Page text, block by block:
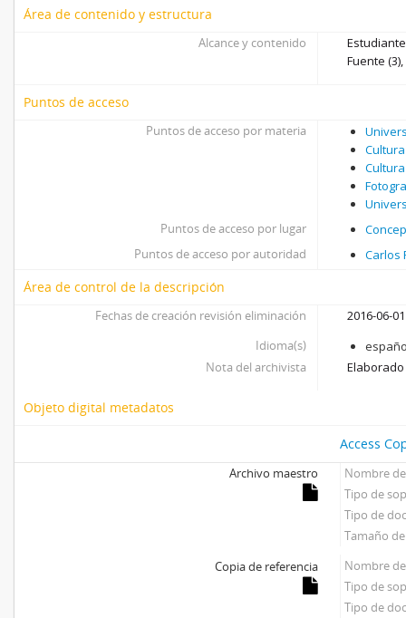
Área de contenido y estructura
Alcance y contenido
Fuente
Puntos de acceso
Puntos de acceso por materia
Puntos de acceso por lugar
Puntos de acceso por autoridad
Carlos
Área de control de la descripción
Fechas de creación revisión eliminación
2016-06-01
Idioma(s)
Nota del archivista
Objeto digital metadatos
Access
Archivo maestro
Nombre
Tipo de
Tipo de
Tamaño
Copia de referencia
Nombre
Tipo de
Tipo de